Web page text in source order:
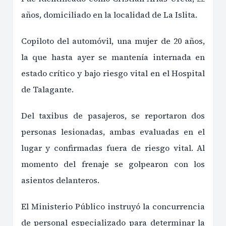
años, domiciliado en la localidad de La Islita.
Copiloto del automóvil, una mujer de 20 años,
la que hasta ayer se mantenía internada en
estado crítico y bajo riesgo vital en el Hospital
de Talagante.
Del taxibus de pasajeros, se reportaron dos
personas lesionadas, ambas evaluadas en el
lugar y confirmadas fuera de riesgo vital. Al
momento del frenaje se golpearon con los
asientos delanteros.
El Ministerio Público instruyó la concurrencia
de personal especializado para determinar la